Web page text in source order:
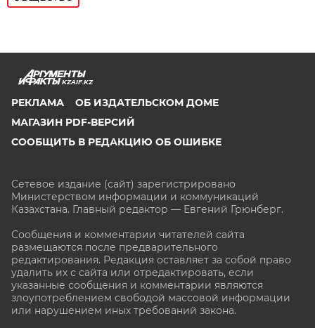
KZAIF.KZ
РЕКЛАМА
ОБ ИЗДАТЕЛЬСКОМ ДОМЕ
МАГАЗИН PDF-ВЕРСИЙ
СООБЩИТЬ В РЕДАКЦИЮ ОБ ОШИБКЕ
Сетевое издание (сайт) зарегистрировано
Министерством информации и коммуникаций
Казахстана. Главный редактор — Евгений Грюнберг.
Сообщения и комментарии читателей сайта
размещаются после предварительного
редактирования. Редакция оставляет за собой право
удалить их с сайта или отредактировать, если
указанные сообщения и комментарии являются
злоупотреблением свободой массовой информации
или нарушением иных требований закона.